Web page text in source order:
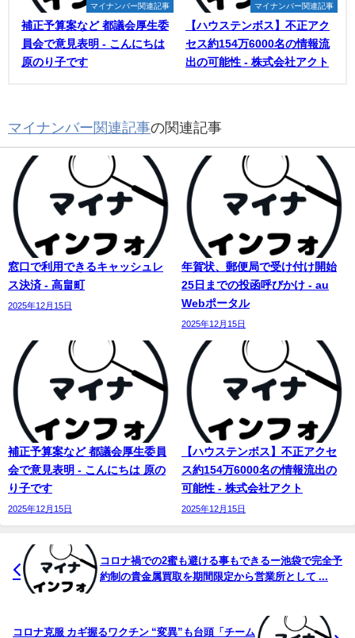
マイナンバー関連記事
補正予算案など 都議会厚生委
員会で意見表明 - こんにちは
原のり子です
マイナンバー関連記事
【ハウステンボス】不正アク
セス約154万6000名の情報流
出の可能性 - 株式会社アクト
マイナンバー関連記事の関連記事
窓口で利用できるキャッシュレ
ス決済 - 高畠町
2025年12月15日
年賀状、郵便局で受け付け開始
25日までの投函呼びかけ - au
Webポータル
2025年12月15日
補正予算案など 都議会厚生委員
会で意見表明 - こんにちは 原の
り子です
2025年12月15日
【ハウステンボス】不正アクセ
ス約154万6000名の情報流出の
可能性 - 株式会社アクト
2025年12月15日
コロナ禍での2蜜も避ける事もできるー池袋で完全予
約制の貴金属買取を期間限定から営業所として ...
コロナ克服 カギ握るワクチン “変異”も台頭「チーム